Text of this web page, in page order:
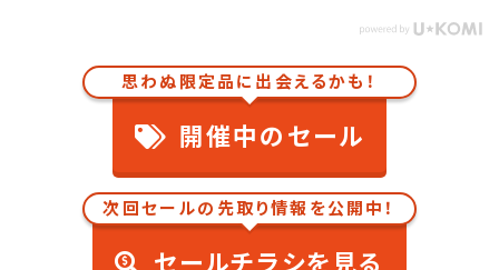
思わぬ限定品に出会えるかも！
開催中のセール
次回セールの先取り情報を公開中！
セールチラシを見る